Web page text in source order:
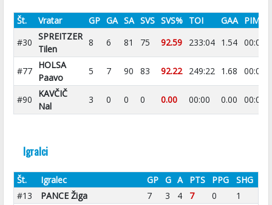
Št. Vratar GP GA SA SVS SVS% TOI GAA PIM
#30
SPREITZER
Tilen
8 6 81 75 92.59 233:04 1.54 00:00
#77
HOLSA
Paavo
5 7 90 83 92.22 249:22 1.68 00:00
#90
KAVČIČ
Nal
3 0 0 0 0.00 00:00 0.00 00:00
Igralci
Št. Igralec GP G A PTS PPG
SHG
#13
PANCE Žiga 7 3 4 7 0
1